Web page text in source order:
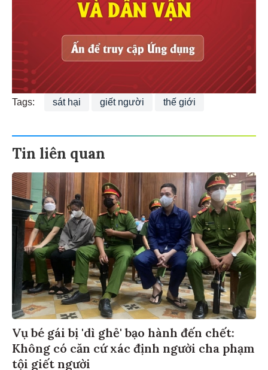
Tags: sát hại giết người thế giới
Tin liên quan
Vụ bé gái bị 'dì ghẻ' bạo hành đến chết:
Không có căn cứ xác định người cha phạm
tội giết người